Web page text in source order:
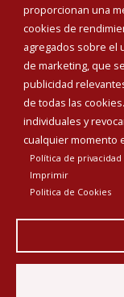
proporcionan una
cookies de
agregados sobre el
de marketing, que
publicidad
de todas las
individuales y
cualquier momento
Política de privacidad
Imprimir
Politica de Cookies